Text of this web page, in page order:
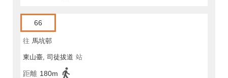
66
往 馬坑邨
東山臺, 司徒拔道 站
距離 180m